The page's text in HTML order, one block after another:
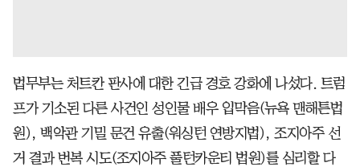
법무부는 처트칸 판사에 대한 긴급 경호 강화에 나섰다. 트럼
프가 기소된 다른 사건인 성인물 배우 입막음(뉴욕 맨해튼법
원), 백악관 기밀 문건 유출(워싱턴 연방지법), 조지아주 선
거 결과 번복 시도(조지아주 풀턴카운티 법원)를 심리할 다